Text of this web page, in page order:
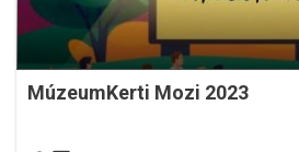
MúzeumKerti Mozi 2023